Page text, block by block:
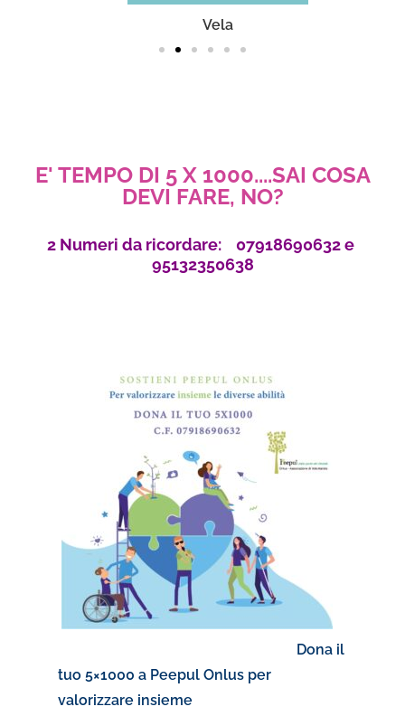
Vela
E' TEMPO DI 5 X 1000....SAI COSA
DEVI FARE, NO?
2 Numeri da ricordare: 07918690632 e
95132350638
Dona il
tuo 5×1000 a Peepul Onlus per
valorizzare insieme